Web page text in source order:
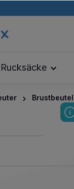
Rucksäcke
Brustbeutel